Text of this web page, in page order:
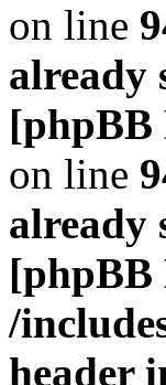
on line
already
[phpBB
on line
already
[phpBB
/
header